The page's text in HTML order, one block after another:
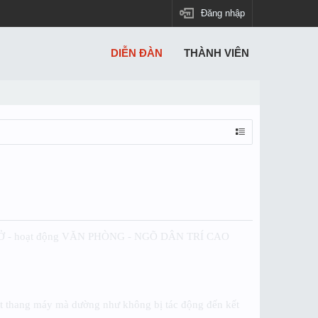
Đăng nhập
- hoạt động VĂN PHÒNG - NGÕ DÂN TRÍ CAO
máy mà dường như không bị tác động đến kết
DIỄN ĐÀN THÀNH VIÊN